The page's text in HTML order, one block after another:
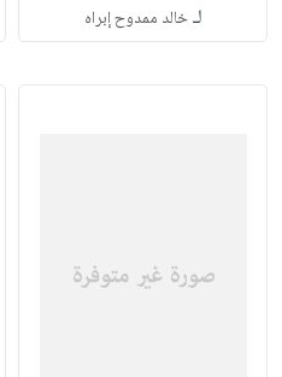
لـخالد ممدوح إبراه